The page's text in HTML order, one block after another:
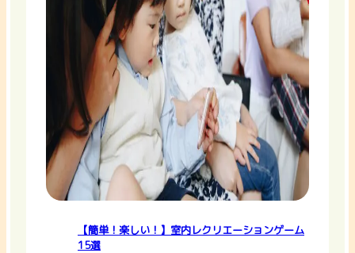
【簡単！楽しい！】室内レクリエーションゲーム
15選